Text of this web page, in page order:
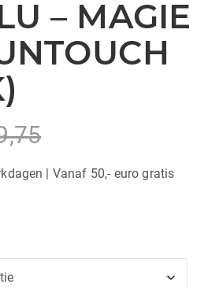
– MAGIE
| Vanaf 50,- euro gratis